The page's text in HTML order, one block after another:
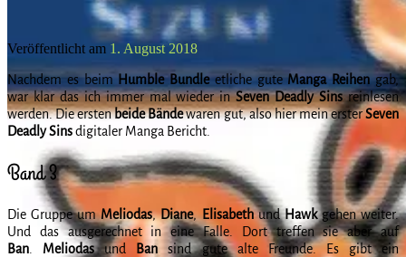
Veröffentlicht am 1. August 2018
Nachdem es beim Humble Bundleetliche guteManga Reihengab,
war klar das ich immer mal wieder inSeven Deadly Sinsreinlesen
werden. Die erstenbeide Bändewaren gut, also hier mein ersterSeven
Deadly Sinsdigitaler Manga Bericht.
Band 3
Die Gruppe umMeliodas,Diane, ElisabethundHawkgehen weiter.
Und das ausgerechnet in eine Falle. Dort treffen sie aber auf
Ban
Meliodasund Ban sind gute alte Freunde. Es gibt ein